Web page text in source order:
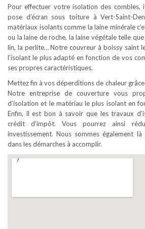
Pour effectuer votre isolation des
pose d’écran sous toiture à Vert-Saint-
matériaux isolants comme la laine minérale
ou la laine de roche, la laine végétale telle
lin, la perlite… Notre couvreur à boissy saint
l’isolant le plus adapté en fonction de vos
ses propres caractéristiques.
Mettez fin à vos déperditions de chaleur
Notre entreprise de couverture vous
d’isolation et le matériau le plus isolant en
Enfin, il est bon à savoir que les travaux
crédit d’impôt. Vous pourrez ainsi
investissement. Nous sommes également
dans les démarches à accomplir.